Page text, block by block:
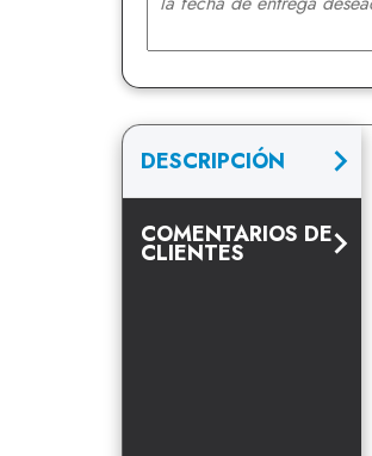
DESCRIPCIÓN
COMENTARIOS DE
CLIENTES